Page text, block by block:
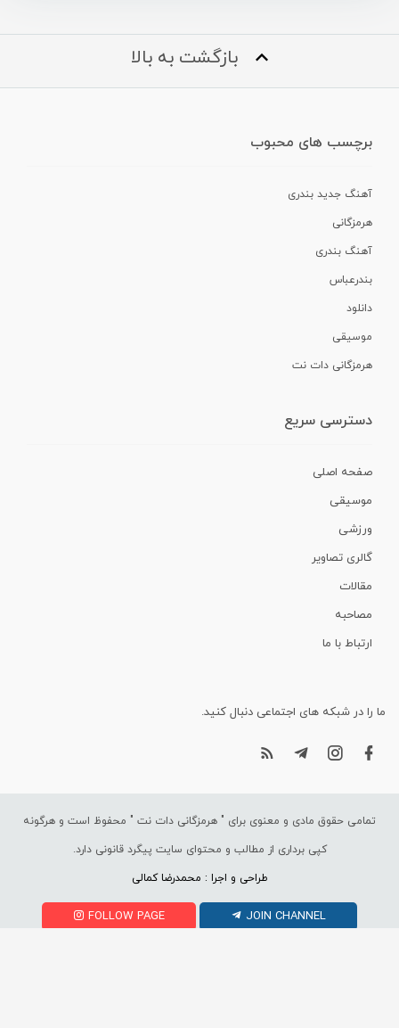
بازگشت به بالا
برچسب های محبوب
آهنگ جدید بندری
هرمزگانی
آهنگ بندری
بندرعباس
دانلود
موسیقی
هرمزگانی دات نت
دسترسی سریع
صفحه اصلی
موسیقی
ورزشی
گالری تصاویر
مقالات
مصاحبه
ارتباط با ما
ما را در شبکه های اجتماعی دنبال کنید.
تمامی حقوق مادی و معنوی برای " هرمزگانی دات نت " محفوظ است و هرگونه
کپی برداری از مطالب و محتوای سایت پیگرد قانونی دارد.
طراحی و اجرا : محمدرضا کمالی
FOLLOW PAGE JOIN CHANNEL